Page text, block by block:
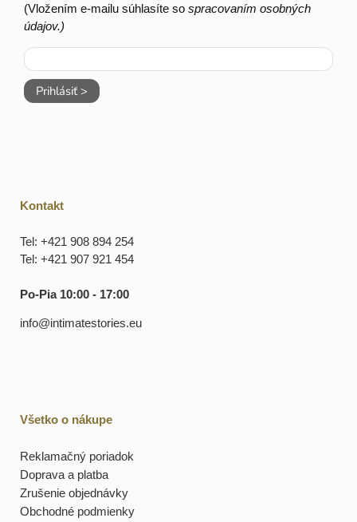
(Vložením e-mailu súhlasíte sospracovaním osobných
údajov.)
Prihlásiť >
Kontakt
Tel: +421 908 894 254
Tel: +421 907 921 454
Po-Pia 10:00 - 17:00
info@intimatestories.eu
Všetko o nákupe
Reklamačný poriadok
Doprava a platba
Zrušenie objednávky
Obchodné podmienky